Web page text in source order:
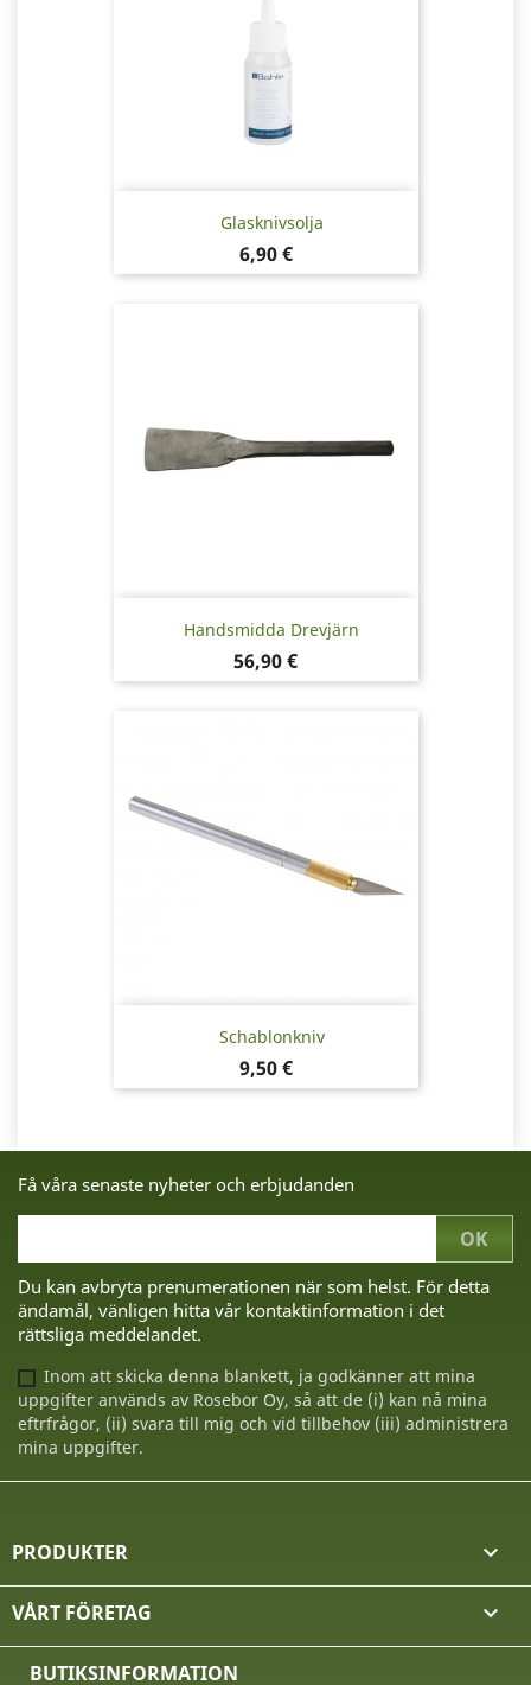
Glasknivsolja
Pris
6,90 €
Handsmidda Drevjärn
Pris
56,90 €
Schablonkniv
Pris
9,50 €
Få våra senaste nyheter och erbjudanden
Du kan avbryta prenumerationen när som helst. För detta
ändamål, vänligen hitta vår kontaktinformation i det
rättsliga meddelandet.
Inom att skicka denna blankett, ja godkänner att mina
uppgifter används av Rosebor Oy, så att de (i) kan nå mina
eftrfrågor, (ii) svara till mig och vid tillbehov (iii) administrera
mina uppgifter.
PRODUKTER 
VÅRT FÖRETAG 
BUTIKSINFORMATION